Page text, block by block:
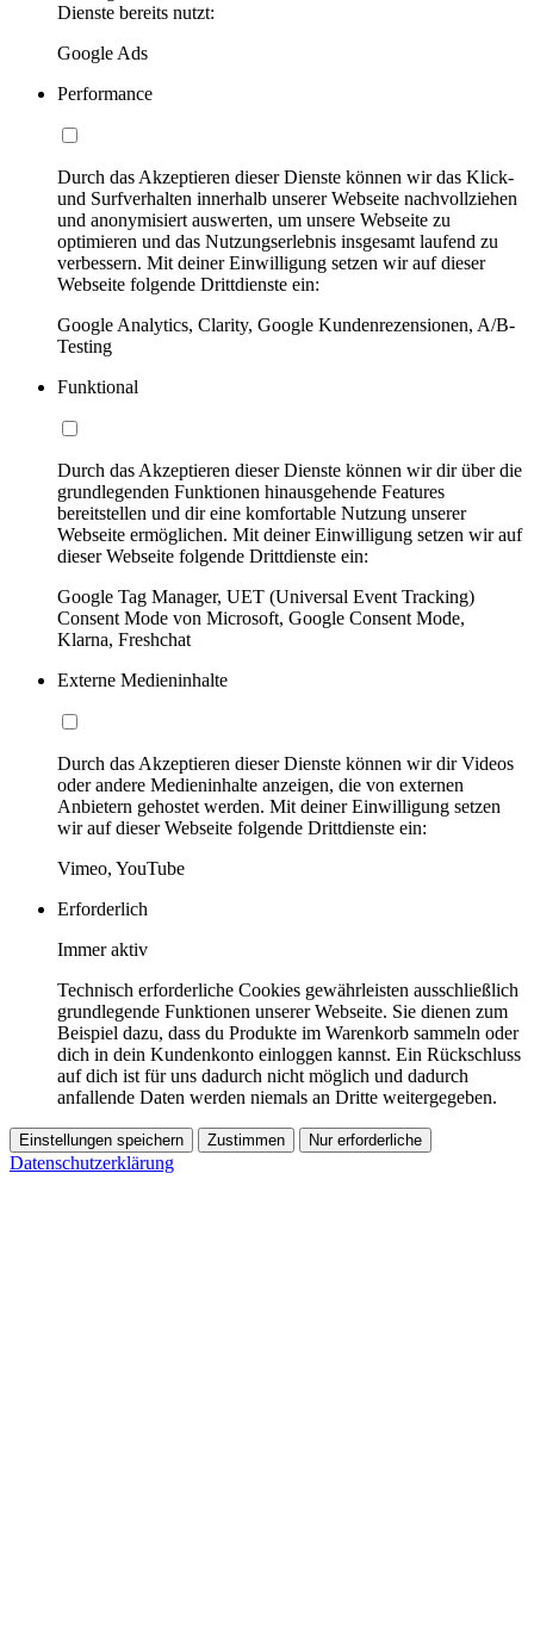
Dienste bereits nutzt:
Google Ads
Performance
Durch das Akzeptieren dieser Dienste können wir das Klick-
und Surfverhalten innerhalb unserer Webseite nachvollziehen
und anonymisiert auswerten, um unsere Webseite zu
optimieren und das Nutzungserlebnis insgesamt laufend zu
verbessern. Mit deiner Einwilligung setzen wir auf dieser
Webseite folgende Drittdienste ein:
Google Analytics, Clarity, Google Kundenrezensionen, A/B-
Testing
Funktional
Durch das Akzeptieren dieser Dienste können wir dir über die
grundlegenden Funktionen hinausgehende Features
bereitstellen und dir eine komfortable Nutzung unserer
Webseite ermöglichen. Mit deiner Einwilligung setzen wir auf
dieser Webseite folgende Drittdienste ein:
Google Tag Manager, UET (Universal Event Tracking)
Consent Mode von Microsoft, Google Consent Mode,
Klarna, Freshchat
Externe Medieninhalte
Durch das Akzeptieren dieser Dienste können wir dir Videos
oder andere Medieninhalte anzeigen, die von externen
Anbietern gehostet werden. Mit deiner Einwilligung setzen
wir auf dieser Webseite folgende Drittdienste ein:
Vimeo, YouTube
Erforderlich
Immer aktiv
Technisch erforderliche Cookies gewährleisten ausschließlich
grundlegende Funktionen unserer Webseite. Sie dienen zum
Beispiel dazu, dass du Produkte im Warenkorb sammeln oder
dich in dein Kundenkonto einloggen kannst. Ein Rückschluss
auf dich ist für uns dadurch nicht möglich und dadurch
anfallende Daten werden niemals an Dritte weitergegeben.
Einstellungen speichern Zustimmen Nur erforderliche
Datenschutzerklärung